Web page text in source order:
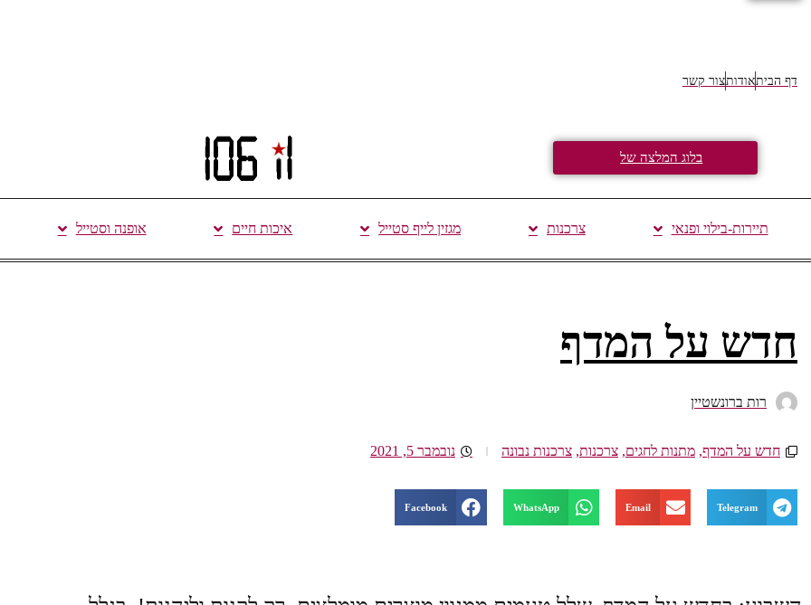
דף הביתאודותצור קשר
בלוג המלצה של
תיירות-בילוי ופנאי צרכנות מגזין לייף סטייל איכות חיים אופנה וסטייל
חדש על המדף
רות ברונשטיין
חדש על המדף, מתנות לחגים, צרכנות, צרכנות נבונה נובמבר 5, 2021
Telegram
Email
WhatsApp
Facebook